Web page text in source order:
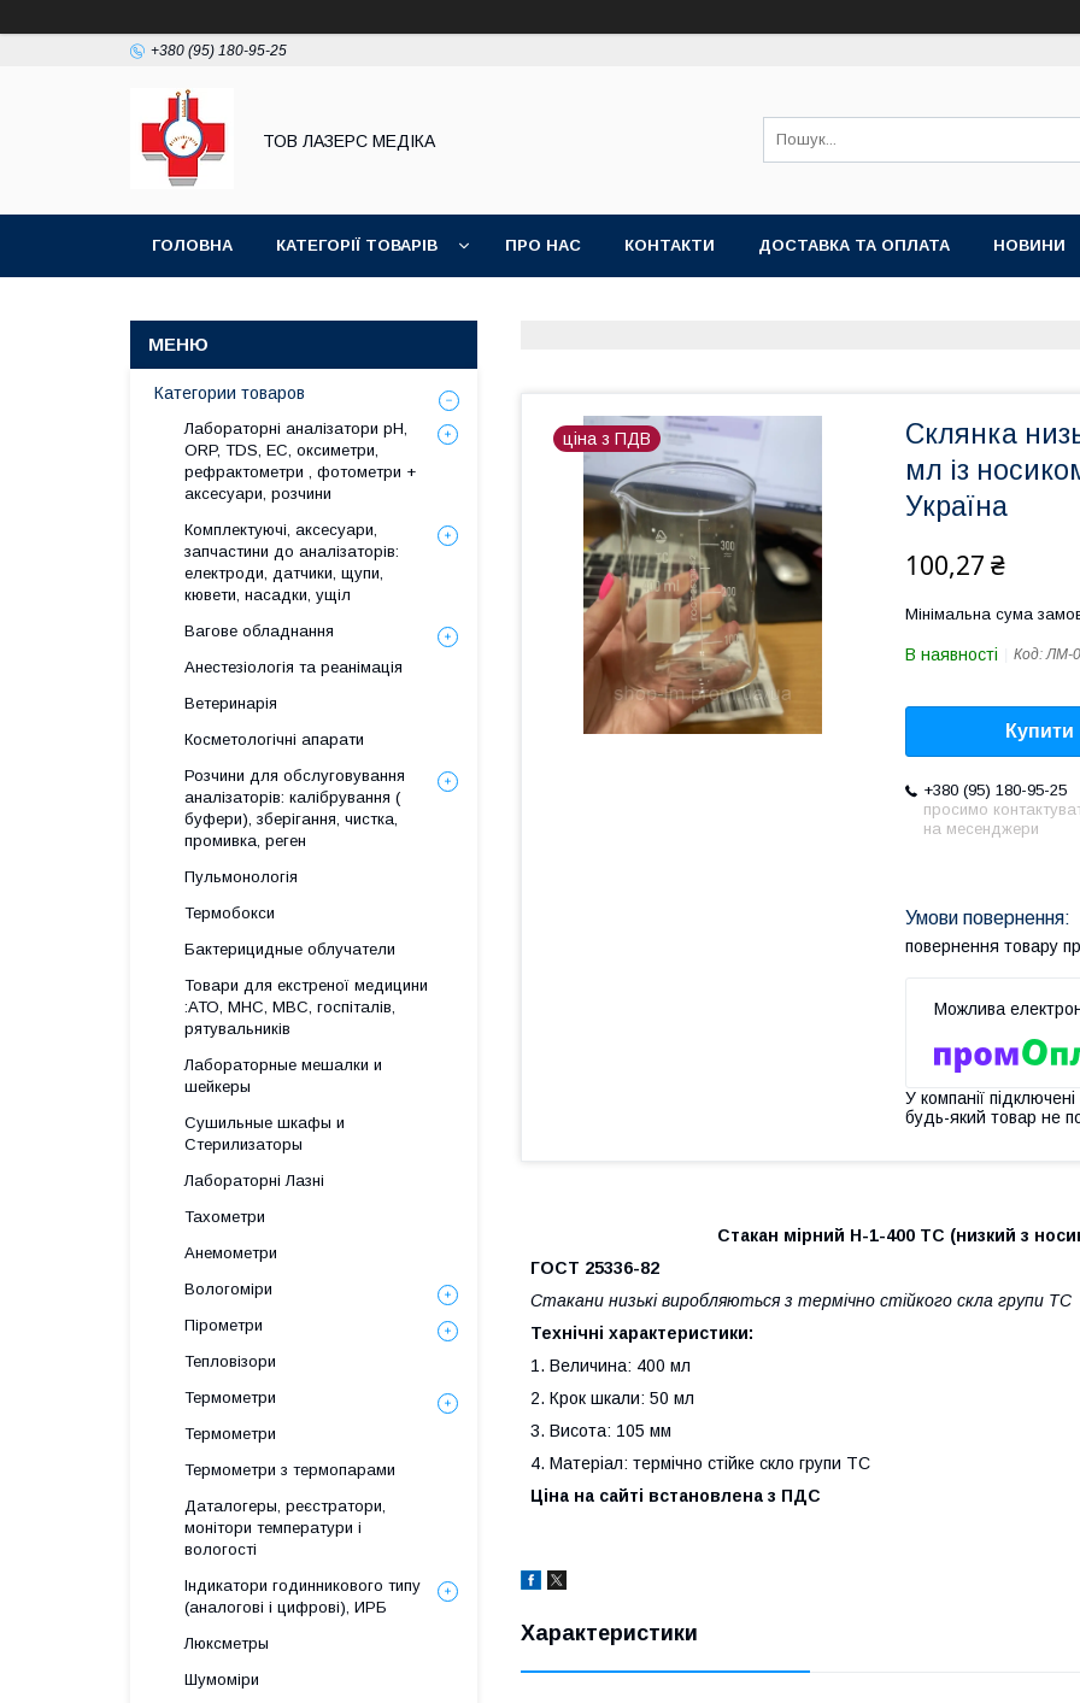
+380 (95) 180-95-25
ТОВ ЛАЗЕРС МЕДІКА
ГОЛОВНА КАТЕГОРІЇ ТОВАРІВ ПРО НАС КОНТАКТИ ДОСТАВКА ТА ОПЛАТА НОВИНИ
ціна з ПДВ
Склянка
мл із
Україна
100,27 ₴
Мінімальна сума
В наявності Код:ЛМ-
Купити
+380 (95) 180-95-25
просимо
на месенджери
повернення товару
У компанії
будь-який товар не
Стакан мірний Н-1-400 ТС (низкий з
ГОСТ 25336-82
Стакани низькі виробляються з термічно стійкого скла групи ТС
Технічні характеристики:
1. Величина: 400 мл
2. Крок шкали: 50 мл
3. Висота: 105 мм
4. Матеріал: термічно стійке скло групи ТС
Ціна на сайті встановлена з ПДС
Характеристики
Категории товаров
Лабораторні аналізатори pH,
ORP, TDS, EC, оксиметри,
рефрактометри , фотометри +
аксесуари, розчини
Комплектуючі, аксесуари,
запчастини до аналізаторів:
електроди, датчики, щупи,
кювети, насадки, ущіл
Вагове обладнання
Анестезіологія та реанімація
Ветеринарія
Косметологічні апарати
Розчини для обслуговування
аналізаторів: калібрування (
буфери), зберігання, чистка,
промивка, реген
Пульмонологія
Термобокси
Бактерицидные облучатели
Товари для екстреної медицини
:АТО, МНС, МВС, госпіталів,
рятувальників
Лабораторные мешалки и
шейкеры
Сушильные шкафы и
Стерилизаторы
Лабораторні Лазні
Тахометри
Анемометри
Вологоміри
Пірометри
Тепловізори
Термометри
Термометри
Термометри з термопарами
Даталогеры, реєстратори,
монітори температури і
вологості
Індикатори годинникового типу
(аналогові і цифрові), ИРБ
Люксметры
Шумоміри